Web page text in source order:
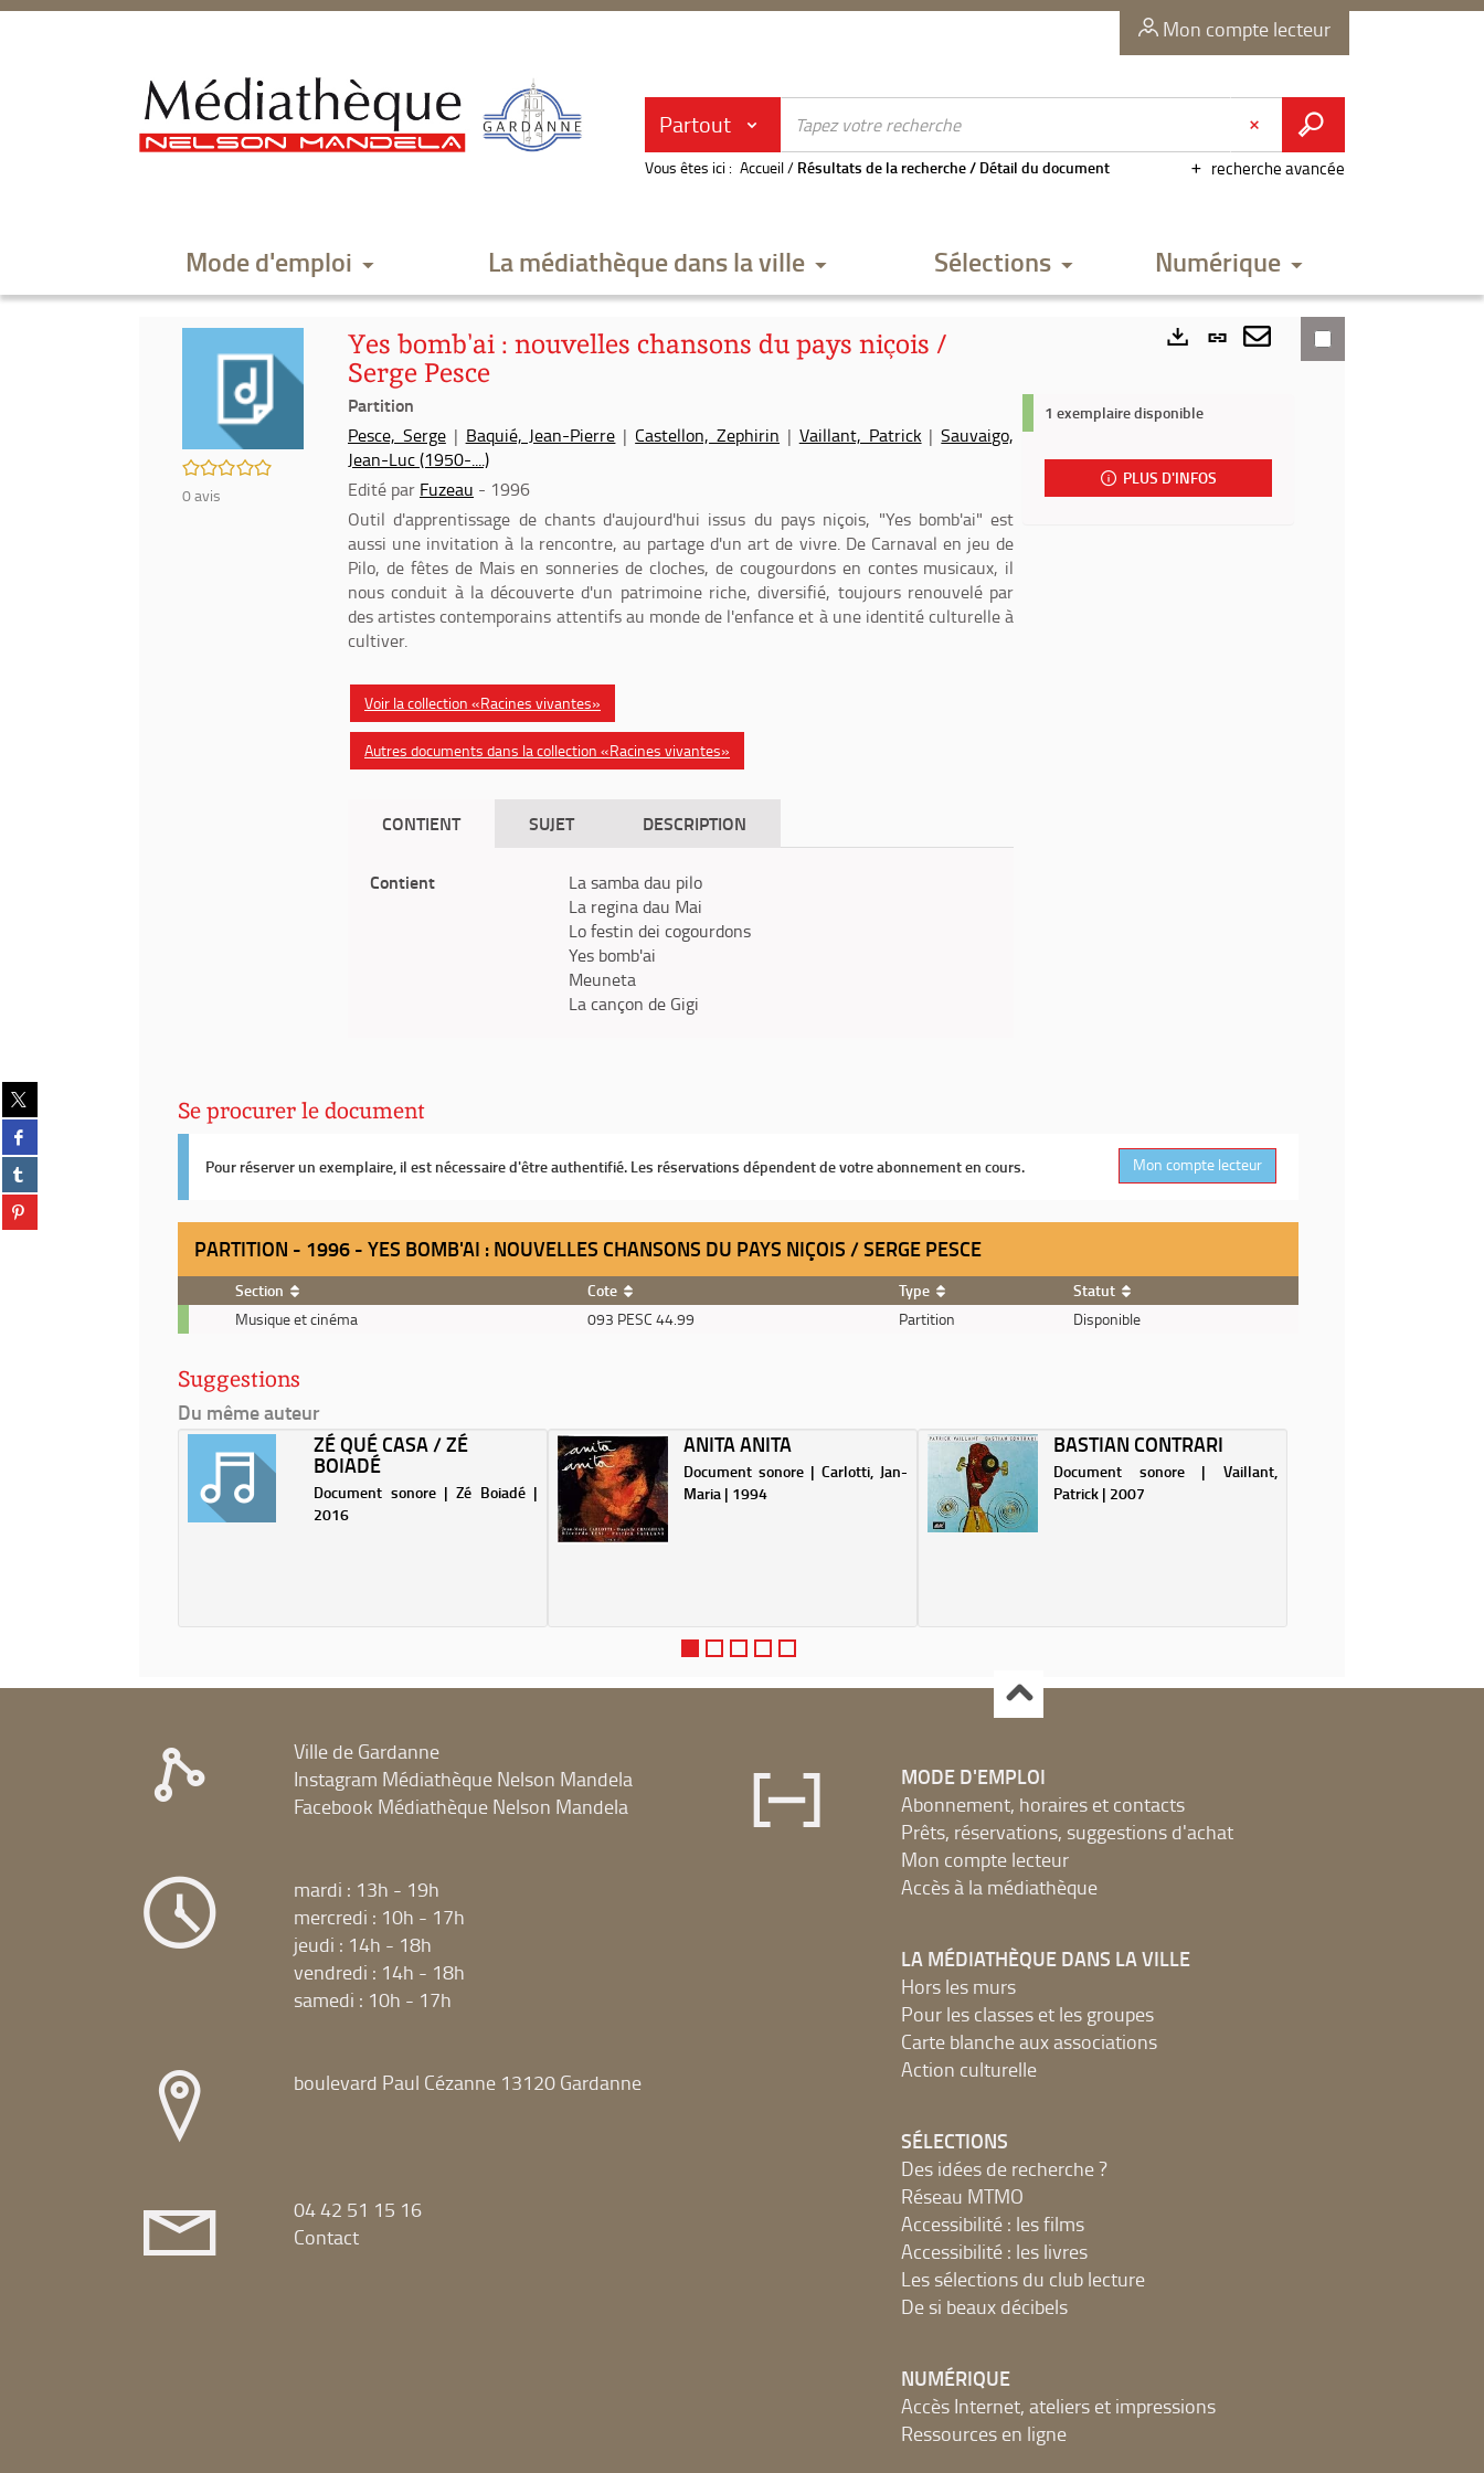
recherche
Mon compte lecteur
Partout
recherche avancée
Vous êtes ici : Accueil/ Résultats de la recherche/ Détail du document
Mode d'emploi La médiathèque dans la ville Sélections Numérique
Partager
sur
twitter
(Nouvelle
fenêtre)
Partager
sur
facebook
(Nouvelle
fenêtre)
Partager
sur
tumblr
(Nouvelle
Partager
sur
/5
0avis
Yes bomb'ai : nouvelles chansons du pays niçois /
Serge Pesce
Partition
Pesce, Serge| Baquié, Jean-Pierre | Castellon, Zephirin | Vaillant, Patrick|Sauvaigo,
Jean-Luc (1950-....)
Edité par Fuzeau - 1996
Outil d'apprentissage de chants d'aujourd'hui issus du pays niçois, "Yes bomb'ai" est
aussi une invitation à la rencontre, au partage d'un art de vivre. De Carnaval en jeu de
Pilo, de fêtes de Mais en sonneries de cloches, de cougourdons en contes musicaux, il
nous conduit à la découverte d'un patrimoine riche, diversifié, toujours renouvelé par
des artistes contemporains attentifs au monde de l'enfance et à une identité culturelle à
cultiver.
Voir la collection «Racines vivantes»
Autres documents dans la collection «Racines vivantes»
CONTIENT SUJET DESCRIPTION
Contient
La samba dau pilo
La regina dau Mai
Lo festin dei cogourdons
Yes bomb'ai
Meuneta
La cançon de Gigi
Lien
permanent
fenêtre)
Envoyer
mail
1 exemplaire disponible
PLUS D'INFOS
Se procurer le document
Pour réserver un exemplaire, il est nécessaire d'être authentifié. Les réservations dépendent de votre abonnement en cours. Mon compte lecteur
PARTITION - 1996 - YES BOMB'AI : NOUVELLES CHANSONS DU PAYS NIÇOIS / SERGE PESCE
-
-
Yes
bomb'ai
nouvelles
chansons
Section Cote Type
Statut
Musique et cinéma
093 PESC 44.99 Partition Disponible
Suggestions
Du même auteur
ZÉ QUÉ CASA / ZÉ
BOIADÉ
Document sonore | Zé Boiadé |
2016
ANITA ANITA
Document sonore | Carlotti, Jan-
Maria | 1994
BASTIAN CONTRARI
Document sonore | Vaillant,
Patrick | 2007
Ville de Gardanne
Instagram Médiathèque Nelson Mandela
Facebook Médiathèque Nelson Mandela
mardi : 13h - 19h
mercredi : 10h - 17h
jeudi : 14h - 18h
vendredi : 14h - 18h
samedi : 10h - 17h
boulevard Paul Cézanne 13120 Gardanne
04 42 51 15 16
Contact
MODE D'EMPLOI
Abonnement, horaires et contacts
Prêts, réservations, suggestions d'achat
Mon compte lecteur
Accès à la médiathèque
LA MÉDIATHÈQUE DANS LA VILLE
Hors les murs
Pour les classes et les groupes
Carte blanche aux associations
Action culturelle
SÉLECTIONS
Des idées de recherche ?
Réseau MTMO
Accessibilité : les films
Accessibilité : les livres
Les sélections du club lecture
De si beaux décibels
NUMÉRIQUE
Accès Internet, ateliers et impressions
Ressources en ligne